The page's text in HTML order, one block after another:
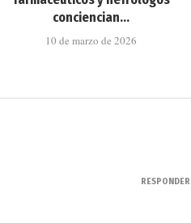
conciencian...
10 de marzo de 2026
RESPONDER